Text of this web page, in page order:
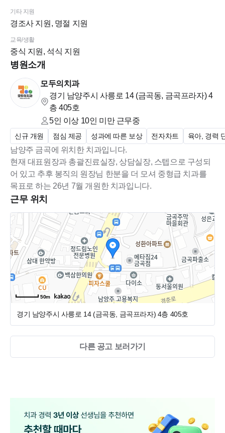
기타 지원
경조사 지원, 명절 지원
교육/생활
중식 지원, 석식 지원
병원소개
모두의치과
경기 남양주시 사릉로 14 (금곡동, 금곡프라자) 4
층 405호
5인 이상 10인 미만근무중
신규 개원 점심 제공 성과에 따른 보상 전자차트 육아, 경력
남양주 금곡에 위치한 치과입니다.
현재 대표원장과 총괄진료실장, 상담실장, 스텝으로 구성되
어 있고 추후 봉직의 원장님 한분을 더 모셔 중형급 치과를
목표로 하는 26년 7월 개원한 치과입니다.
근무 위치
50m
경기 남양주시 사릉로 14 (금곡동, 금곡프라자) 4층 405호
다른 공고 보러가기